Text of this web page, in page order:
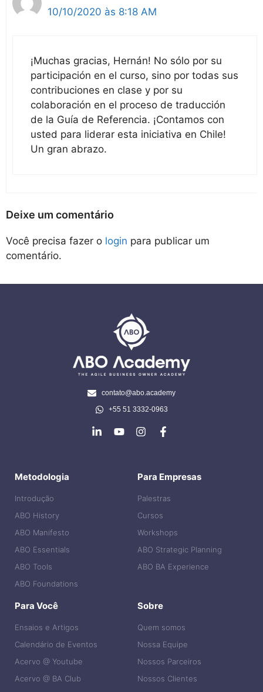
10/10/2020 às 8:18 AM
¡Muchas gracias, Hernán! No sólo por su
participación en el curso, sino por todas sus
contribuciones en clase y por su
colaboración en el proceso de traducción
de la Guía de Referencia. ¡Contamos con
usted para liderar esta iniciativa en Chile!
Un gran abrazo.
Deixe um comentário
Você precisa fazer o login para publicar um
comentário.
contato@abo.academy
+55 51 3332-0963
Metodologia
Introdução
ABO History
ABO Manifesto
ABO Essentials
ABO Tools
ABO Foundations
Para Empresas
Palestras
Cursos
Workshops
ABO Strategic Planning
ABO BA Experience
Para Você
Ensaios e Artigos
Calendário de Eventos
Acervo @ Youtube
Acervo @ BA Club
Sobre
Quem somos
Nossa Equipe
Nossos Parceiros
Nossos Clientes